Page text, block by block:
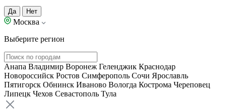
Да Нет
Москва
Выберите регион
Анапа Владимир Воронеж Геленджик Краснодар
Новороссийск Ростов Симферополь Сочи Ярославль
Пятигорск Обнинск Иваново Вологда Кострома Череповец
Липецк Чехов Севастополь Тула